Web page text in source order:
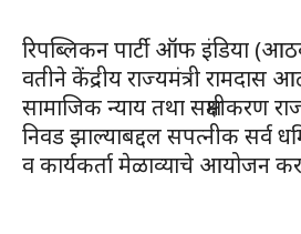
रिपब्लिकन पार्टी ऑफ इंडिया
वतीने केंद्रीय राज्यमंत्री रामदास
सामाजिक न्याय तथा सक्षमीकरण
निवड झाल्याबद्दल सपत्नीक सर्व
व कार्यकर्ता मेळाव्याचे आयोजन